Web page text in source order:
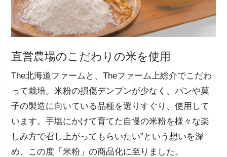
直営農場のこだわりの米を使用
The北海道ファームと、Theファーム上総介でこだわ
って栽培。米粉の損傷デンプンが少なく、パンや菓
子の製造に向いている品種を選りすぐり、使用して
います。手塩にかけて育てた自慢の米粉を様々な楽
しみ方で召し上がってもらいたい”という想いを深
め、この度「米粉」の商品化に至りました。